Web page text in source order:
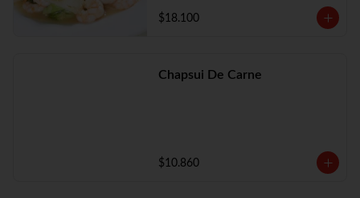
$18.100
Chapsui De Carne
$10.860